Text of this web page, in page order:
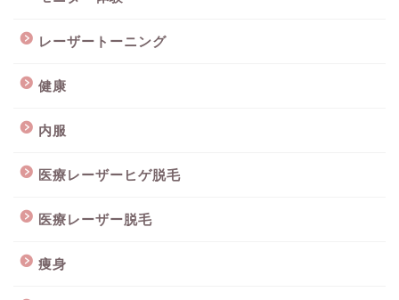
レーザートーニング
健康
内服
医療レーザーヒゲ脱毛
医療レーザー脱毛
痩身